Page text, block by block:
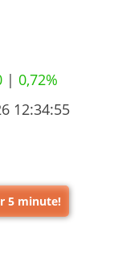
| 0,72%
12:34:55
5 minute!